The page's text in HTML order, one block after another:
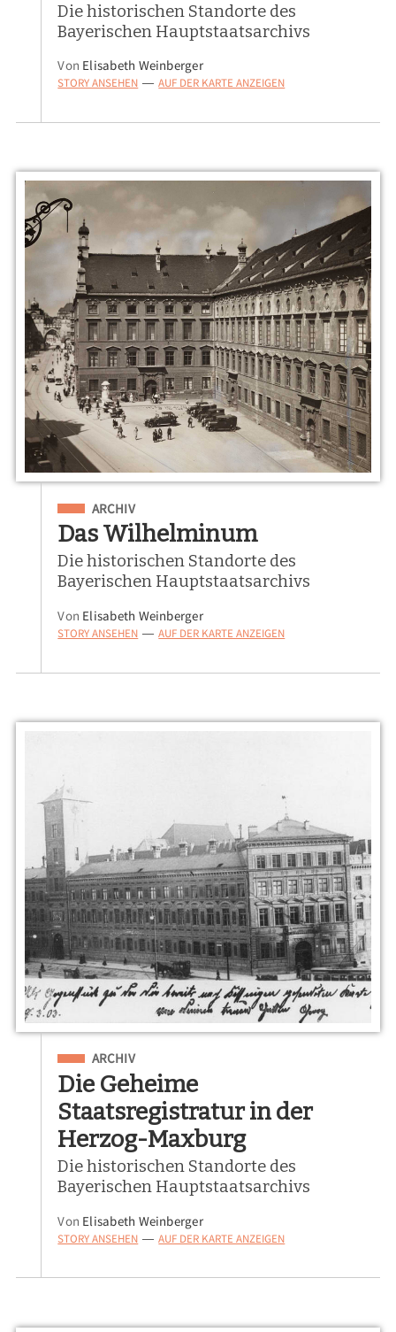
Die historischen Standorte des
Bayerischen Hauptstaatsarchivs
Von Elisabeth Weinberger
STORY ANSEHEN — AUF DER KARTE ANZEIGEN
Eingeordnet unter
ARCHIV
Das Wilhelminum
Die historischen Standorte des
Bayerischen Hauptstaatsarchivs
Von Elisabeth Weinberger
STORY ANSEHEN — AUF DER KARTE ANZEIGEN
Eingeordnet unter
ARCHIV
Die Geheime
Staatsregistratur in der
Herzog-Maxburg
Die historischen Standorte des
Bayerischen Hauptstaatsarchivs
Von Elisabeth Weinberger
STORY ANSEHEN — AUF DER KARTE ANZEIGEN